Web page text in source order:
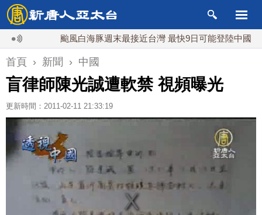
颱風白海豚週末最接近台灣 最快9日可能登陸中國
首頁 › 新聞 › 中國
盲律師陳光誠遭軟禁 視頻曝光
更新時間：2011-02-11 21:33:19